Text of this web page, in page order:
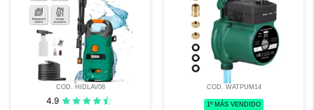
COD. HIDLAV08
4.9
COD. WATPUM14
1º MÁS VENDIDO